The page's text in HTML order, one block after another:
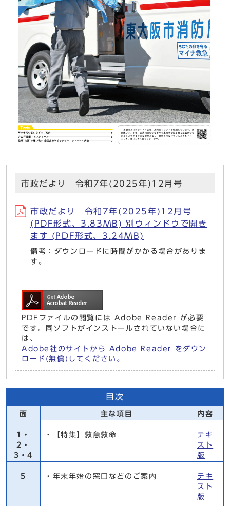
市政だより 令和7年(2025年)12月号
市政だより 令和7年(2025年)12月号
(PDF形式、3.83MB) 別ウィンドウで開き
ます (PDF形式、3.24MB)
備考：ダウンロードに時間がかかる場合がありま
す。
PDFファイルの閲覧には Adobe Reader が必要
です。同ソフトがインストールされていない場合に
は、
Adobe社のサイトから Adobe Reader をダウン
ロード(無償)してください。
目次
面 主な項目 内容
1・
2・
3・4
・【特集】救急救命
テキ
スト
版
5 ・年末年始の窓口などのご案内
テキ
スト
版